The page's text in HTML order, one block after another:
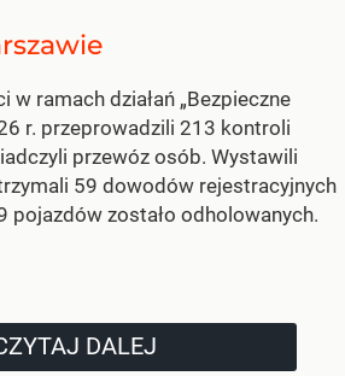
w ramach działań „Bezpieczne
r. przeprowadzili 213 kontroli
przewóz osób. Wystawili
59 dowodów rejestracyjnych
pojazdów zostało odholowanych.
DALEJ